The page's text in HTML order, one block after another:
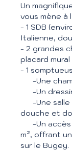
Un
vous mène à
- 1 SDB
Italienne,
- 2 grandes
placard mural
- 1
-Une
-Un
-Une salle
douche et
-Un accès
m², offrant
sur le Bugey.